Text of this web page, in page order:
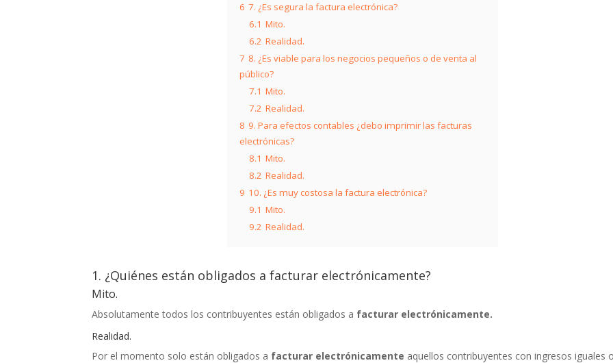
6 7. ¿Es segura la factura electrónica?
6.1 Mito.
6.2 Realidad.
7 8. ¿Es viable para los negocios pequeños o de venta al
público?
7.1 Mito.
7.2 Realidad.
8 9. Para efectos contables ¿debo imprimir las facturas
electrónicas?
8.1 Mito.
8.2 Realidad.
9 10. ¿Es muy costosa la factura electrónica?
9.1 Mito.
9.2 Realidad.
1. ¿Quiénes están obligados a facturar electrónicamente?
Mito.
Absolutamente todos los contribuyentes están obligados a facturar electrónicamente.
Realidad.
Por el momento solo están obligados a facturar electrónicamente aquellos contribuyentes con ingresos iguales